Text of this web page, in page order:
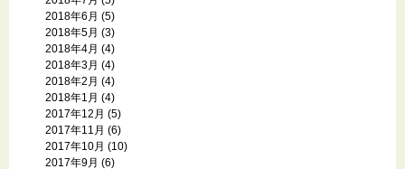
2018年6月 (5)
2018年5月 (3)
2018年4月 (4)
2018年3月 (4)
2018年2月 (4)
2018年1月 (4)
2017年12月 (5)
2017年11月 (6)
2017年10月 (10)
2017年9月 (6)